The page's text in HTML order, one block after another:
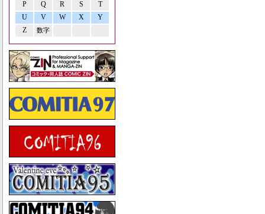
P Q R S
T
U
V W X
Y
Z
数字